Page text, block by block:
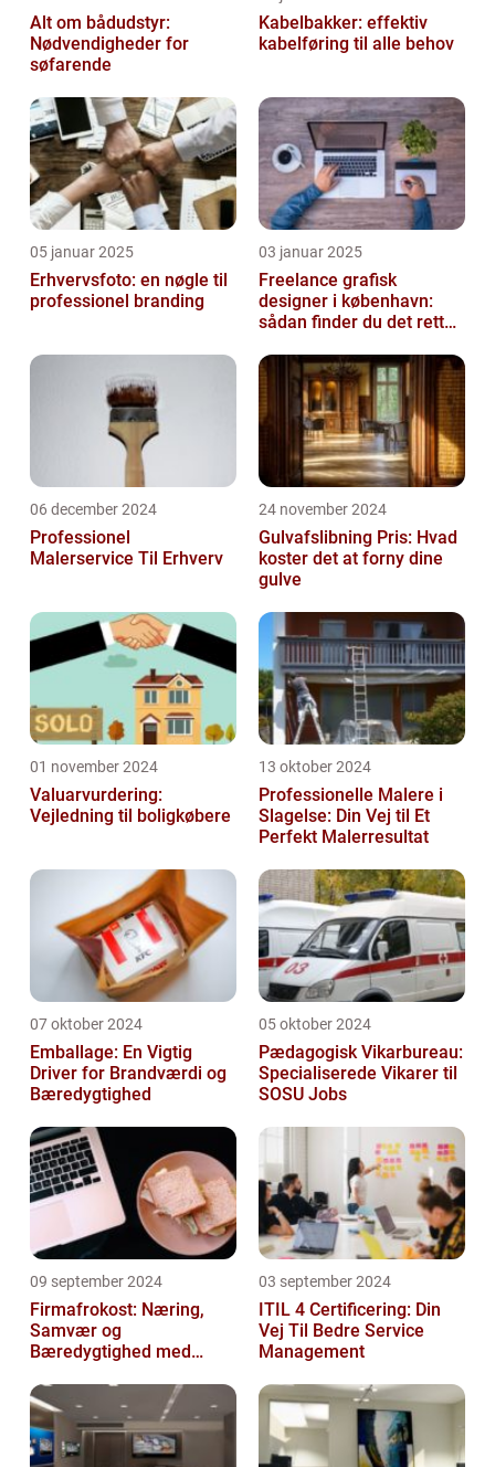
Alt om bådudstyr:
Nødvendigheder for
søfarende
Kabelbakker: effektiv
kabelføring til alle behov
05 januar 2025
Erhvervsfoto: en nøgle til
professionel branding
03 januar 2025
Freelance grafisk
designer i københavn:
sådan finder du det rette
06 december 2024
Professionel
Malerservice Til Erhverv
24 november 2024
Gulvafslibning Pris: Hvad
koster det at forny dine
gulve
01 november 2024
Valuarvurdering:
Vejledning til boligkøbere
13 oktober 2024
Professionelle Malere i
Slagelse: Din Vej til Et
Perfekt Malerresultat
07 oktober 2024
Emballage: En Vigtig
Driver for Brandværdi og
Bæredygtighed
05 oktober 2024
Pædagogisk Vikarbureau:
Specialiserede Vikarer til
SOSU Jobs
09 september 2024
Firmafrokost: Næring,
Samvær og
Bæredygtighed med
03 september 2024
ITIL 4 Certificering: Din
Vej Til Bedre Service
Management